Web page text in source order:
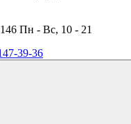
Пн - Вс, 10 - 21
39-36